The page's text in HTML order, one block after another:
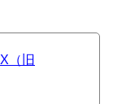
X（旧